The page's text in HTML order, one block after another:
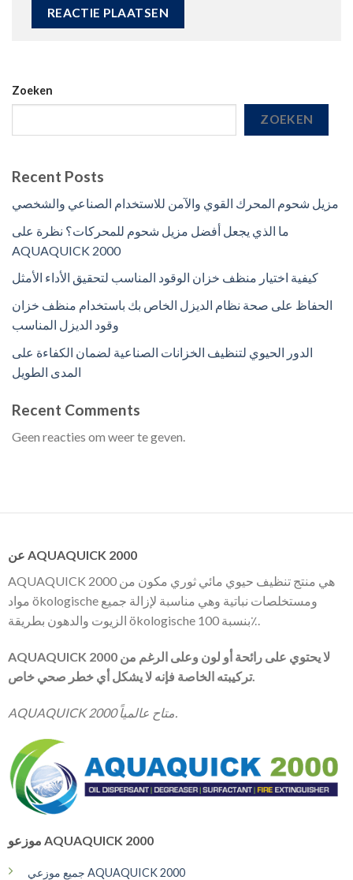
Zoeken
ZOEKEN
Recent Posts
مزيل شحوم المحرك القوي والآمن للاستخدام الصناعي والشخصي
ما الذي يجعل أفضل مزيل شحوم للمحركات؟ نظرة على
AQUAQUICK 2000
كيفية اختيار منظف خزان الوقود المناسب لتحقيق الأداء الأمثل
الحفاظ على صحة نظام الديزل الخاص بك باستخدام منظف خزان
وقود الديزل المناسب
الدور الحيوي لتنظيف الخزانات الصناعية لضمان الكفاءة على
المدى الطويل
Recent Comments
Geen reacties om weer te geven.
عن AQUAQUICK 2000
AQUAQUICK 2000 هي منتج تنظيف حيوي مائي ثوري مكون من
مواد ökologische ومستخلصات نباتية وهي مناسبة لإزالة جميع
الزيوت والدهون بطريقة ökologische بنسبة 100٪.
AQUAQUICK 2000 لا يحتوي على رائحة أو لون وعلى الرغم من
تركيبته الخاصة فإنه لا يشكل أي خطر صحي خاص.
AQUAQUICK 2000 متاح عالمياً.
موزعو AQUAQUICK 2000
جميع موزعي AQUAQUICK 2000